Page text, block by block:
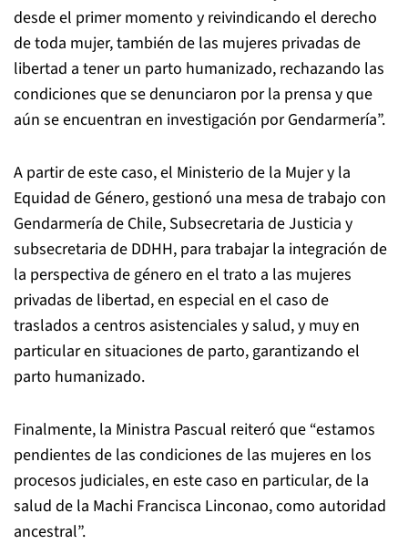
desde el primer momento y reivindicando el derecho
de toda mujer, también de las mujeres privadas de
libertad a tener un parto humanizado, rechazando las
condiciones que se denunciaron por la prensa y que
aún se encuentran en investigación por Gendarmería”.
A partir de este caso, el Ministerio de la Mujer y la
Equidad de Género, gestionó una mesa de trabajo con
Gendarmería de Chile, Subsecretaria de Justicia y
subsecretaria de DDHH, para trabajar la integración de
la perspectiva de género en el trato a las mujeres
privadas de libertad, en especial en el caso de
traslados a centros asistenciales y salud, y muy en
particular en situaciones de parto, garantizando el
parto humanizado.
Finalmente, la Ministra Pascual reiteró que “estamos
pendientes de las condiciones de las mujeres en los
procesos judiciales, en este caso en particular, de la
salud de la Machi Francisca Linconao, como autoridad
ancestral”.